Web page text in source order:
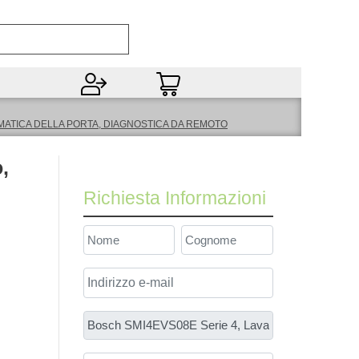
DELLA PORTA, DIAGNOSTICA DA REMOTO
Richiesta Informazioni